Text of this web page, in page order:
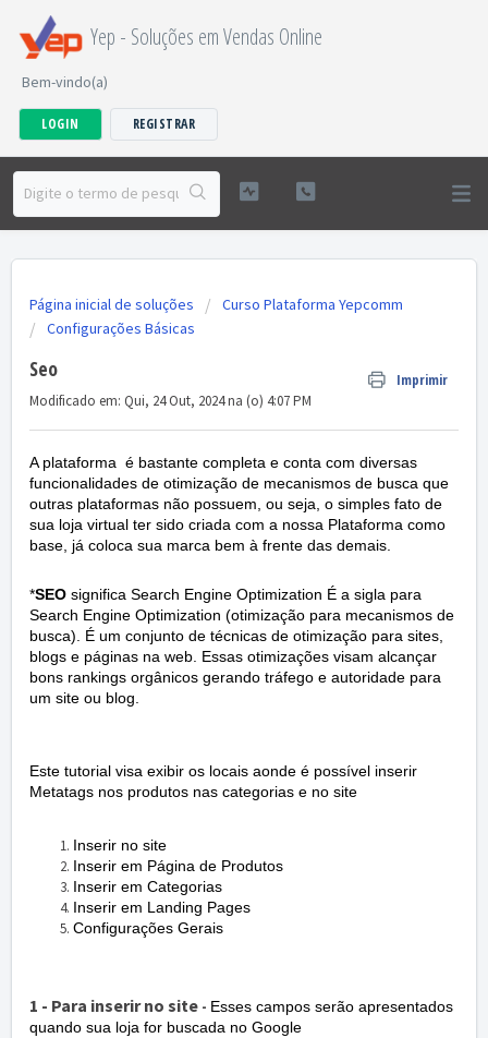
Yep - Soluções em Vendas Online
Bem-vindo(a)
LOGIN REGISTRAR
Página inicial de soluções
Curso Plataforma Yepcomm
Configurações Básicas
Seo Imprimir
Modificado em: Qui, 24 Out, 2024 na (o) 4:07 PM
A plataforma é bastante completa e conta com diversas
funcionalidades de otimização de mecanismos de busca que
outras plataformas não possuem, ou seja, o simples fato de
sua loja virtual ter sido criada com a nossa Plataforma como
base, já coloca sua marca bem à frente das demais.
*SEO significa Search Engine Optimization É a sigla para
Search Engine Optimization (otimização para mecanismos de
busca). É um conjunto de técnicas de otimização para sites,
blogs e páginas na web. Essas otimizações visam alcançar
bons rankings orgânicos gerando tráfego e autoridade para
um site ou blog.
Este tutorial visa exibir os locais aonde é possível inserir
Metatags nos produtos nas categorias e no site
Inserir no site
Inserir em Página de Produtos
Inserir em Categorias
Inserir em Landing Pages
Configurações Gerais
1 - Para inserir no site - Esses campos serão apresentados
quando sua loja for buscada no Google